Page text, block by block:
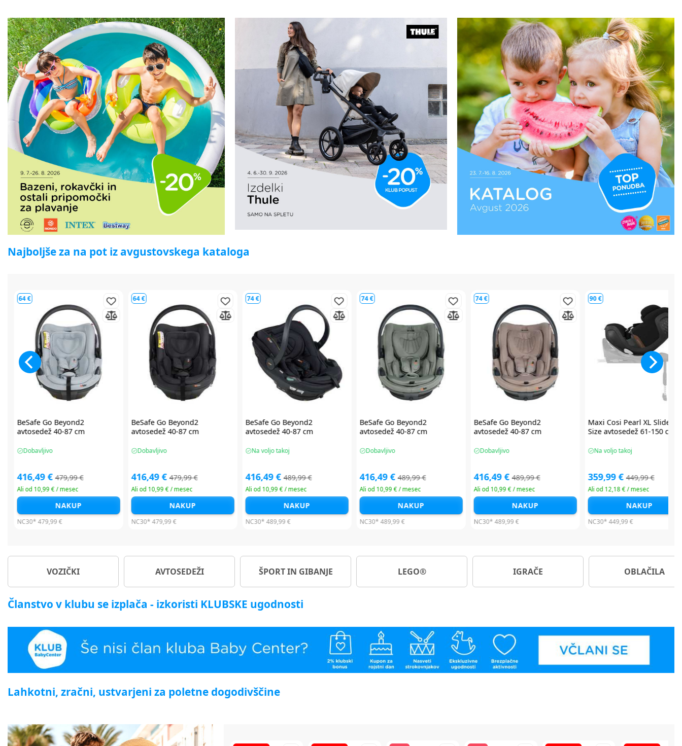
Najboljše za na pot iz avgustovskega kataloga
90 €
Maxi Cosi Pearl XL Slide Pro i-
Size avtosedež 61-150 cm
Na voljo takoj
359,99 € 449,99 €
Ali od 12,18 € / mesec
NAKUP
NC30*449,99 €
90 €
Maxi Cosi Pearl XL Slide Pro i-
Size avtosedež 61-150 cm
Na voljo takoj
359,99 € 449,99 €
Ali od 12,18 € / mesec
NAKUP
NC30*449,99 €
90 €
Maxi Cosi Pearl XL Slide Pro i-
Size avtosedež 61-150 cm
Na voljo takoj
359,99 € 449,99 €
Ali od 12,18 € / mesec
NAKUP
NC30*449,99 €
78 €
Britax Römer Baby Safe Pro i-
Size Style avtosedež 40-87 cm
Na voljo takoj
232,49 € 309,99 €
Ali od 11,38 € / mesec
NAKUP
NC30*309,99 €
78 €
Britax Römer Baby Safe Pro i-
Size Style avtosedež 40-87 cm
Na voljo takoj
232,49 € 309,99 €
Ali od 11,38 € / mesec
NAKUP
NC30*309,99 €
78 €
Britax Römer Baby Safe
Size Style avtosedež 40-87
Na voljo takoj
232,49 € 309,99 €
Ali od 11,38 € / mesec
NAKUP
NC30*309,99 €
VOZIČKI AVTOSEDEŽI ŠPORT IN GIBANJE LEGO® IGRAČE OBLAČILA
Članstvo v klubu se izplača - izkoristi KLUBSKE ugodnosti
Lahkotni, zračni, ustvarjeni za poletne dogodivščine